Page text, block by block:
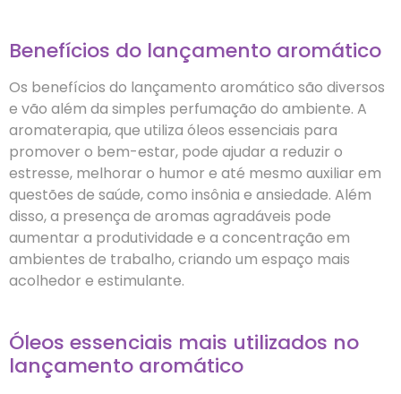
Benefícios do lançamento aromático
Os benefícios do lançamento aromático são diversos
e vão além da simples perfumação do ambiente. A
aromaterapia, que utiliza óleos essenciais para
promover o bem-estar, pode ajudar a reduzir o
estresse, melhorar o humor e até mesmo auxiliar em
questões de saúde, como insônia e ansiedade. Além
disso, a presença de aromas agradáveis pode
aumentar a produtividade e a concentração em
ambientes de trabalho, criando um espaço mais
acolhedor e estimulante.
Óleos essenciais mais utilizados no
lançamento aromático